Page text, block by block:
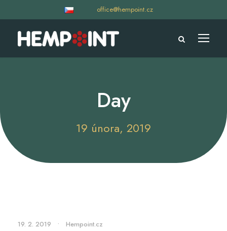
office@hempoint.cz
Day
19 února, 2019
19. 2. 2019 • Hempoint.cz